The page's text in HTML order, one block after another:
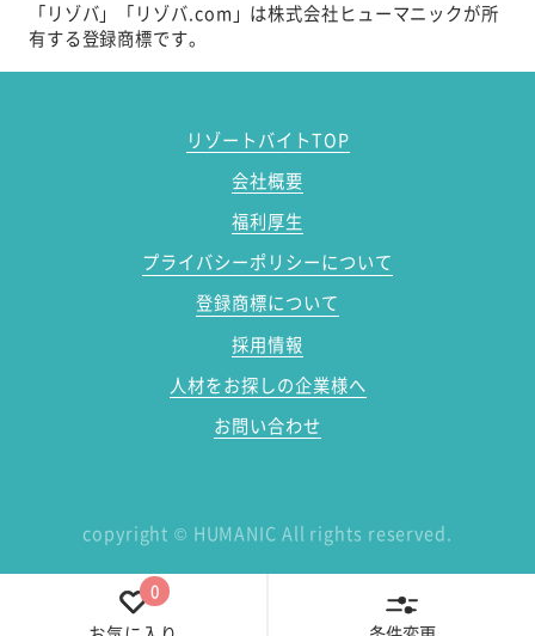
「リゾバ」「リゾバ.com」は株式会社ヒューマニックが所
有する登録商標です。
リゾートバイトTOP
会社概要
福利厚生
プライバシーポリシーについて
登録商標について
採用情報
人材をお探しの企業様へ
お問い合わせ
copyright © HUMANIC All rights reserved.
0